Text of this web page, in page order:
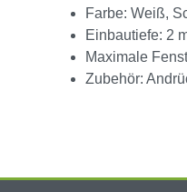
Farbe: Weiß,
Einbautiefe: 2
Maximale
Zubehör: